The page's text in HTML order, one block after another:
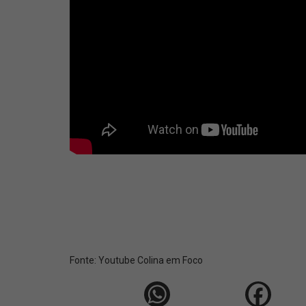
Fonte: Youtube Colina em Foco